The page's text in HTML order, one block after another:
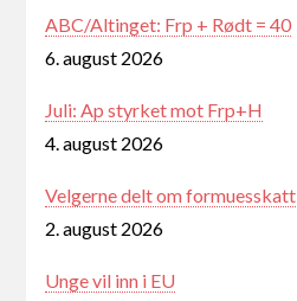
ABC/Altinget: Frp + Rødt = 40
6. august 2026
Juli: Ap styrket mot Frp+H
4. august 2026
Velgerne delt om formuesskatt
2. august 2026
Unge vil inn i EU